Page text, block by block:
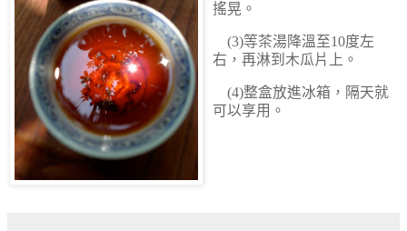
搖晃。
(3)等茶湯降溫至10度左
右，再淋到木瓜片上。
(4)整盒放進冰箱，隔天就
可以享用。